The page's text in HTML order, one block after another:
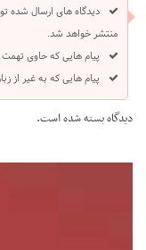
دیدگاه های ارسال شده
منتشر خواهد شد.
پیام هایی که حاوی
پیام هایی که به غیر از
دیدگاه بسته شده است.